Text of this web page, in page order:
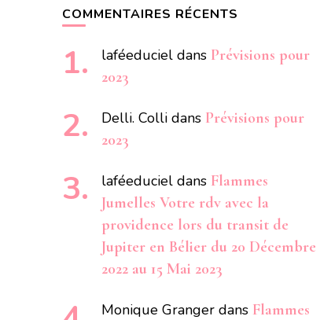
COMMENTAIRES RÉCENTS
laféeduciel dans Prévisions pour
2023
Delli. Colli dans Prévisions pour
2023
laféeduciel dans Flammes
Jumelles Votre rdv avec la
providence lors du transit de
Jupiter en Bélier du 20 Décembre
2022 au 15 Mai 2023
Monique Granger dans Flammes